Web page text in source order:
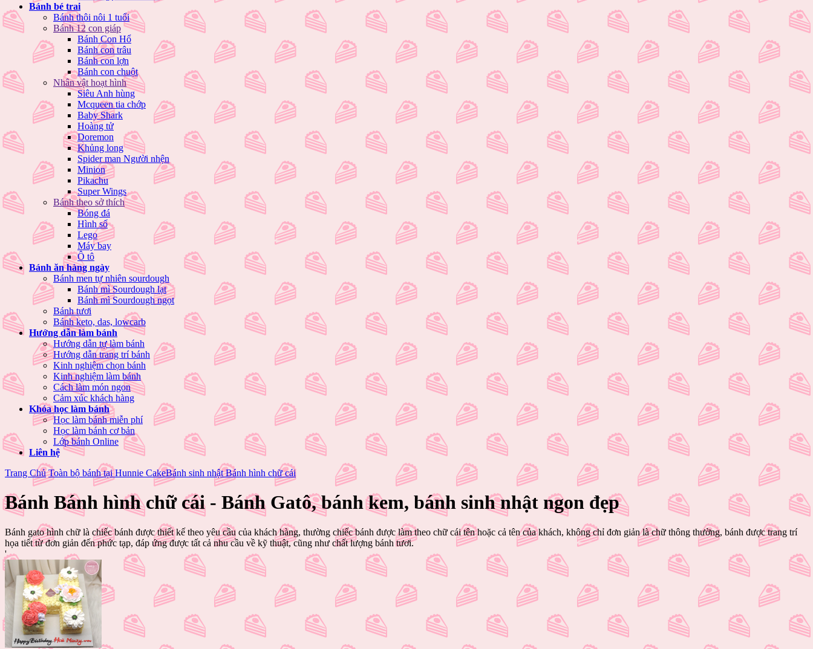
Bánh bé trai
Bánh thôi nôi 1 tuổi
Bánh 12 con giáp
Bánh Con Hổ
Bánh con trâu
Bánh con lợn
Bánh con chuột
Nhân vật hoạt hình
Siêu Anh hùng
Mcqueen tia chớp
Baby Shark
Hoàng tử
Doremon
Khủng long
Spider man Người nhện
Minion
Pikachu
Super Wings
Bánh theo sở thích
Bóng đá
Hình số
Lego
Máy bay
Ô tô
Bánh ăn hàng ngày
Bánh men tự nhiên sourdough
Bánh mì Sourdough lạt
Bánh mì Sourdough ngọt
Bánh tươi
Bánh keto, das, lowcarb
Hướng dẫn làm bánh
Hướng dẫn tự làm bánh
Hướng dẫn trang trí bánh
Kinh nghiệm chọn bánh
Kinh nghiệm làm bánh
Cách làm món ngon
Cảm xúc khách hàng
Khóa học làm bánh
Học làm bánh miễn phí
Học làm bánh cơ bản
Lớp bánh Online
Liên hệ
Trang Chủ Toàn bộ bánh tại Hunnie CakeBánh sinh nhật Bánh hình chữ cái
Bánh Bánh hình chữ cái - Bánh Gatô, bánh kem, bánh sinh nhật ngon đẹp
Bánh gato hình chữ là chiếc bánh được thiết kế theo yêu cầu của khách hàng, thường chiếc bánh được làm theo chữ cái tên hoặc cả tên của khách, không chỉ đơn giản là chữ thông thường, bánh được trang trí
họa tiết từ đơn giản đến phức tạp, đáp ứng được tất cả nhu cầu về kỹ thuật, cũng như chất lượng bánh tươi.
'